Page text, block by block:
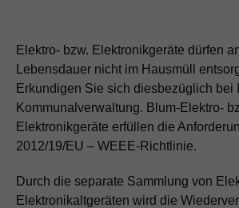
Elektro- bzw. Elektronikgeräte dürfen
Lebensdauer nicht im Hausmüll
Erkundigen Sie sich diesbezüglich bei
Kommunalverwaltung. Blum-Elektro-
Elektronikgeräte erfüllen die
2012/19/EU – WEEE-Richtlinie.
Durch die separate Sammlung von
Elektronikaltgeräten wird die